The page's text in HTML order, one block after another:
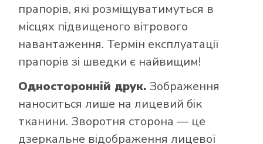
прапорів, які розміщуватимуться в
місцях підвищеного вітрового
навантаження. Термін експлуатації
прапорів зі шведки є найвищим!
Односторонній друк. Зображення
наноситься лише на лицевий бік
тканини. Зворотня сторона — це
дзеркальне відображення лицевої